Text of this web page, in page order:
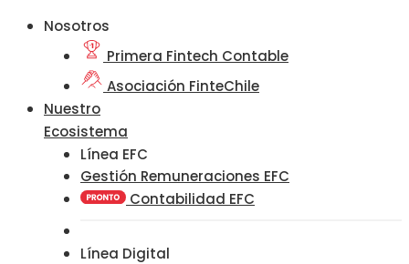
Nosotros
Primera Fintech Contable
Asociación FinteChile
Nuestro
Ecosistema
Línea EFC
Gestión Remuneraciones EFC
Contabilidad EFC
Línea Digital